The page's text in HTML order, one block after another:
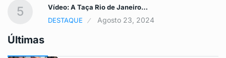
5
Vídeo: A Taça Rio de Janeiro…
DESTAQUE
Agosto 23, 2024
Últimas